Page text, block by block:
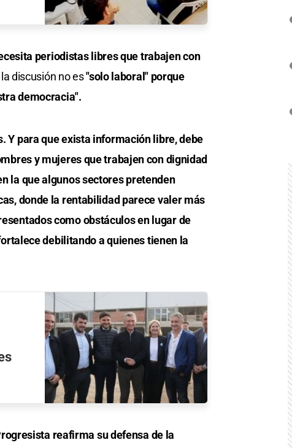
periodistas libres que trabajen con
discusión no es"solo laboral" porque
democracia".
Y para que exista información libre, debe
y mujeres que trabajen con dignidad
la que algunos sectores pretenden
donde la rentabilidad parece valer más
como obstáculos en lugar de
debilitando a quienes tienen la
reafirma su defensa de la